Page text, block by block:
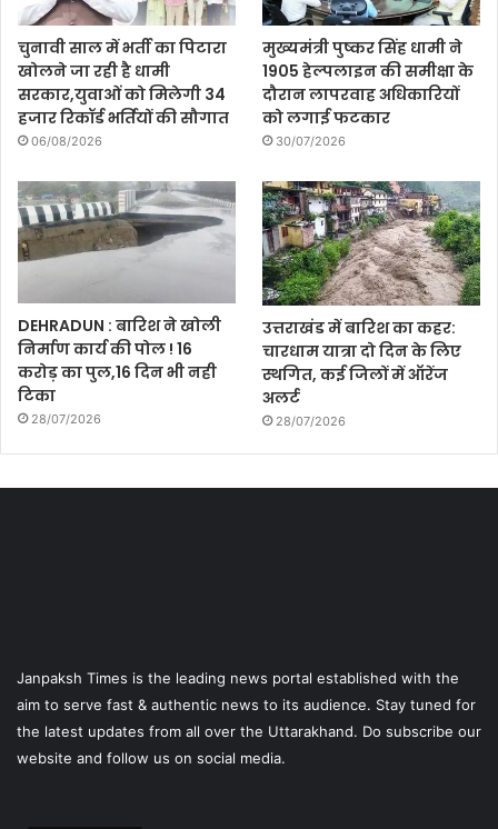
चुनावी साल में भर्ती का पिटारा
खोलने जा रही है धामी
सरकार,युवाओं को मिलेगी 34
हजार रिकॉर्ड भर्तियों की सौगात
06/08/2026
मुख्यमंत्री पुष्कर सिंह धामी ने
1905 हेल्पलाइन की समीक्षा के
दौरान लापरवाह अधिकारियों
को लगाई फटकार
30/07/2026
DEHRADUN : बारिश ने खोली
निर्माण कार्य की पोल ! 16
करोड़ का पुल,16 दिन भी नही
टिका
28/07/2026
उत्तराखंड में बारिश का कहर:
चारधाम यात्रा दो दिन के लिए
स्थगित, कई जिलों में ऑरेंज
अलर्ट
28/07/2026
Janpaksh Times is the leading news portal established with the
aim to serve fast & authentic news to its audience. Stay tuned for
the latest updates from all over the Uttarakhand. Do subscribe our
website and follow us on social media.